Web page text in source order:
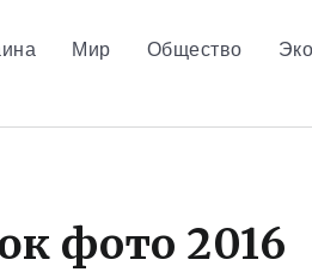
Мир Общество
фото 2016